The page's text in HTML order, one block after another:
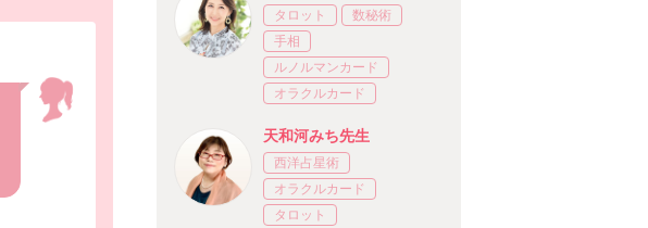
タロット
数秘術
手相
ルノルマンカード
オラクルカード
天和河みち先生
西洋占星術
オラクルカード
タロット